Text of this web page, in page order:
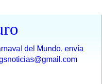
del Mundo, envía